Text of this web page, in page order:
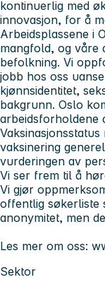
kontinuerlig med
innovasjon, for å
Arbeidsplassene i
mangfold, og våre
befolkning. Vi
jobb hos oss
kjønnsidentitet,
bakgrunn. Oslo
arbeidsforholdene
vaksinering
vurderingen av
Vi ser frem til å
Vi gjør
offentlig søkerliste
anonymitet, men
Les mer om oss:
Sektor